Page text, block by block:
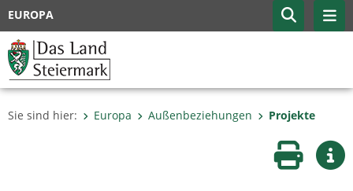
EUROPA
Sie sind hier: Europa Außenbeziehungen Projekte
Seite